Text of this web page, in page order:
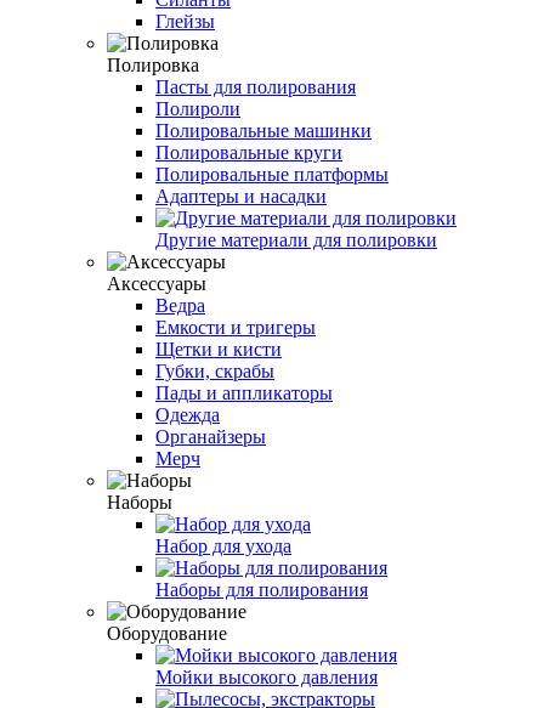
Глейзы
Полировка
Пасты для полирования
Полироли
Полировальные машинки
Полировальные круги
Полировальные платформы
Адаптеры и насадки
Другие материали для полировки
Аксессуары
Ведра
Емкости и тригеры
Щетки и кисти
Губки, скрабы
Пады и аппликаторы
Одежда
Органайзеры
Мерч
Наборы
Набор для ухода
Наборы для полирования
Оборудование
Мойки высокого давления